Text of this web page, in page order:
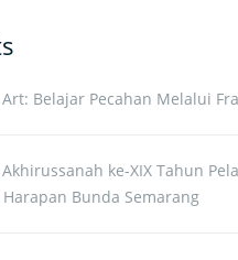
Belajar Pecahan Melalui
ke-XIX Tahun
Harapan Bunda Semarang